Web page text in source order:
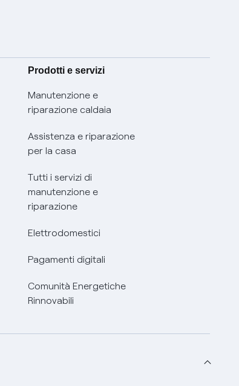
Prodotti e servizi
Manutenzione e
riparazione caldaia
Assistenza e riparazione
per la casa
Tutti i servizi di
manutenzione e
riparazione
Elettrodomestici
Pagamenti digitali
Comunità Energetiche
Rinnovabili